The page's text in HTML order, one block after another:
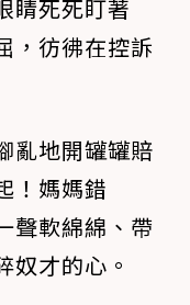
睛死死盯著
，彷彿在控訴
亂地開罐罐賠
！媽媽錯
聲軟綿綿、帶
奴才的心。